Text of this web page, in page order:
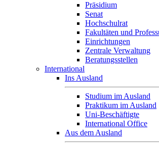
Präsidium
Senat
Hochschulrat
Fakultäten und
Einrichtungen
Zentrale Verwaltung
Beratungsstellen
International
Ins Ausland
Studium im Ausland
Praktikum im Ausland
Uni-Beschäftigte
International Office
Aus dem Ausland